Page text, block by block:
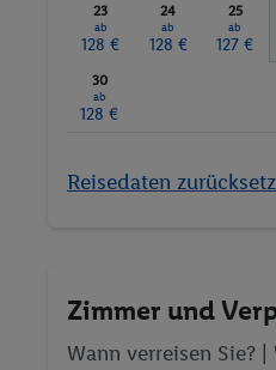
23
ab
128 €
24
ab
128 €
25
ab
127 €
30
ab
128 €
Reisedaten
Zimmer und
Wann verreisen Sie? |